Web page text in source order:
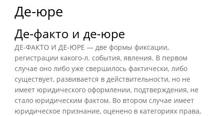
Де-юре
Де-факто и де-юре
ДЕ-ФАКТО И ДЕ-ЮРЕ — две формы фиксации,
регистрации какого-л. события, явления. В первом
случае оно либо уже свершилось фактически, либо
существует, развивается в действительности, но не
имеет юридического оформлении, подтверждения, не
стало юридическим фактом. Во втором случае имеет
юридическое признание, оценено в категориях права,